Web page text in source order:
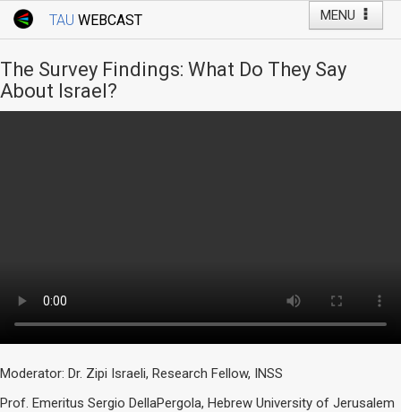
MENU
TAU WEBCAST
Webcast: Courses
Tel Aviv University
The Survey Findings: What Do They Say
About Israel?
Moderator: Dr. Zipi Israeli, Research Fellow, INSS
Prof. Emeritus Sergio DellaPergola, Hebrew University of Jerusalem